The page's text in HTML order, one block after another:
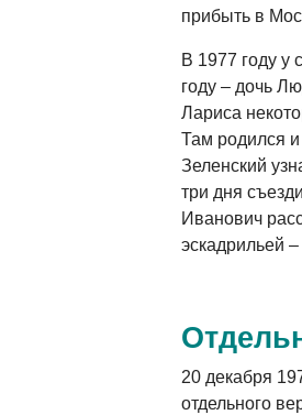
прибыть в
В 1977 году у
году – дочь
Лариса
Там родился
Зеленский
три дня
Иванович
эскадрильей
20 декабря
отдельного